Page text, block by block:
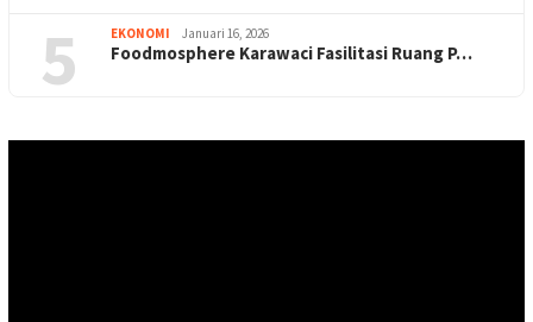
5 EKONOMI Januari 16, 2026
Foodmosphere Karawaci Fasilitasi Ruang P…